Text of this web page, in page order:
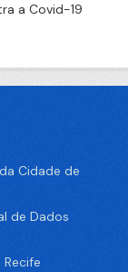
a Covid-19
Cidade de
de Dados